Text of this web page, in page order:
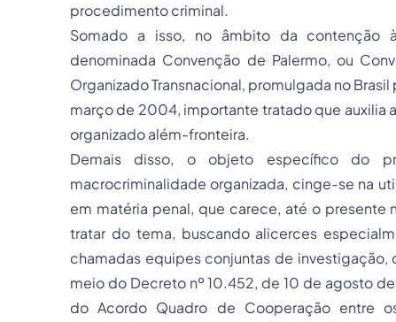
procedimento criminal.
Somado a isso, no âmbito da contenção
denominada Convenção de Palermo, ou
Organizado Transnacional, promulgada no
março de 2004, importante tratado que auxilia
organizado além-fronteira.
Demais disso, o objeto específico do
macrocriminalidade organizada, cinge-se na
em matéria penal, que carece, até o
tratar do tema, buscando alicerces
chamadas equipes conjuntas de
meio do Decreto nº 10.452, de 10 de agosto
do Acordo Quadro de Cooperação entre